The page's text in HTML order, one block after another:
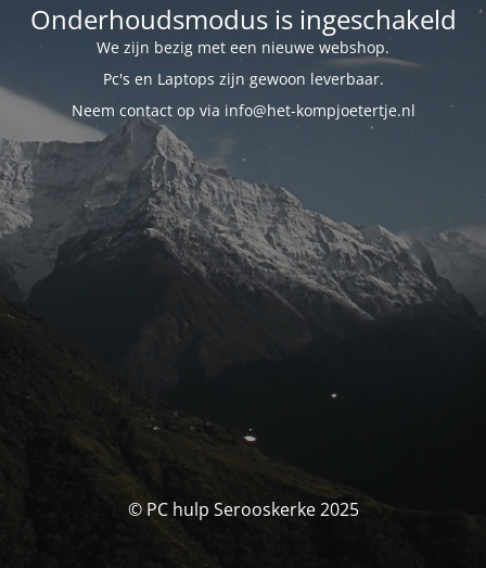
Onderhoudsmodus is ingeschakeld
We zijn bezig met een nieuwe webshop.
Pc's en Laptops zijn gewoon leverbaar.
Neem contact op via info@het-kompjoetertje.nl
© PC hulp Serooskerke 2025